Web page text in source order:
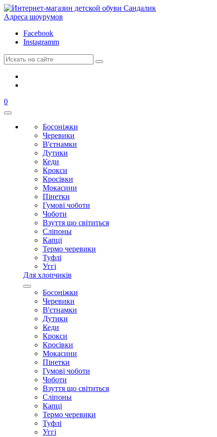
Адреса шоурумов
Facebook
Instagramm
0
Босоніжки
Черевики
В'єтнамки
Дутики
Кеди
Крокси
Кросівки
Мокасини
Пінетки
Гумові чоботи
Чоботи
Взуття що світиться
Сліпоны
Капці
Термо черевики
Туфлі
Уггі
Для хлопчиків
Босоніжки
Черевики
В'єтнамки
Дутики
Кеди
Крокси
Кросівки
Мокасини
Пінетки
Гумові чоботи
Чоботи
Взуття що світиться
Сліпоны
Капці
Термо черевики
Туфлі
Уггі